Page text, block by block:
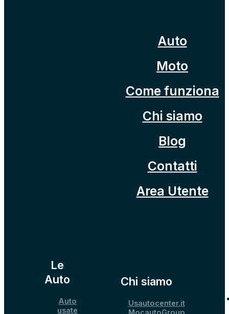
Auto
Moto
Come funziona
Chi siamo
Blog
Contatti
Area Utente
Le
Auto
Auto
usate
Chi siamo
Usautocenter.it